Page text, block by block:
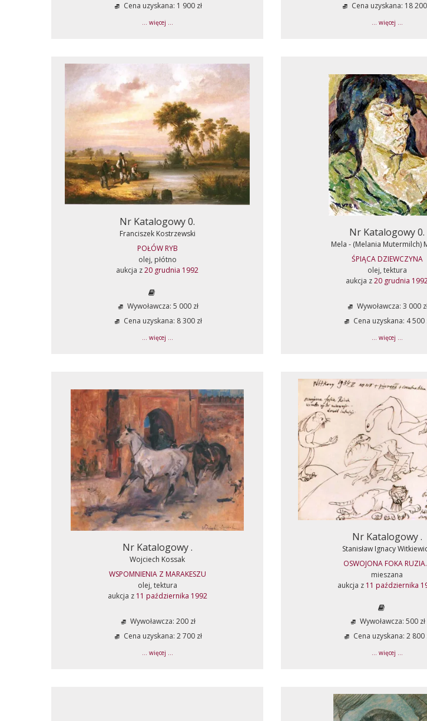
Cena uzyskana: 1 900 zł
... więcej ...
Cena uzyskana: 18 200
... więcej ...
Nr Katalogowy 0.
Franciszek Kostrzewski
POŁÓW RYB
olej, płótno
aukcja z20 grudnia 1992
Wywoławcza: 5 000 zł
Cena uzyskana: 8 300 zł
... więcej ...
Nr Katalogowy 0.
Mela - (Melania Mutermilch)
ŚPIĄCA DZIEWCZYNA
olej, tektura
aukcja z20 grudnia
Wywoławcza: 3 000
Cena uzyskana: 4 500
... więcej ...
Nr Katalogowy .
Wojciech Kossak
WSPOMNIENIA Z MARAKESZU
olej, tektura
aukcja z 11 października 1992
Wywoławcza: 200 zł
Cena uzyskana: 2 700 zł
... więcej ...
Nr Katalogowy .
Stanisław Ignacy
OSWOJONA FOKA
mieszana
aukcja z 11 października
Wywoławcza: 500 zł
Cena uzyskana: 2 800
... więcej ...